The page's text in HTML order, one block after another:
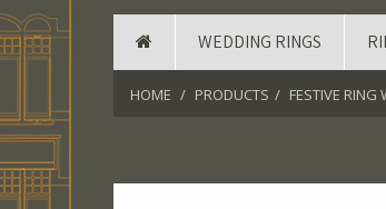
WEDDING RINGS
HOME PRODUCTS FESTIVE RING